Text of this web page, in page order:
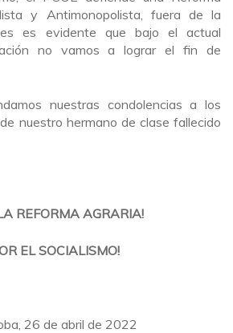
y Antimonopolista, fuera de la
es evidente que bajo el actual
no vamos a lograr el fin de
nuestras condolencias a los
nuestro hermano de clase fallecido
REFORMA AGRARIA!
EL SOCIALISMO!
26 de abril de 2022